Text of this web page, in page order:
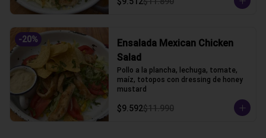
-20%
Ensalada Mexican Chicken
Salad
Pollo a la plancha, lechuga, tomate,
maíz, totopos con dressing de honey
mustard
$9.592$11.990